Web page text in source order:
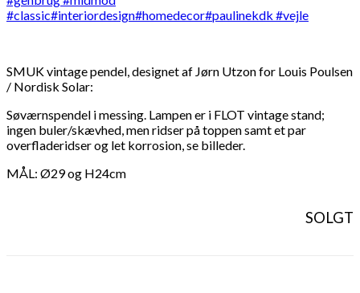
SMUK vintage pendel, designet af Jørn Utzon for Louis Poulsen
/ Nordisk Solar:
Søværnspendel i messing. Lampen er i FLOT vintage stand;
ingen buler/skævhed, men ridser på toppen samt et par
overfladeridser og let korrosion, se billeder.
MÅL: Ø29 og H24cm
SOLGT